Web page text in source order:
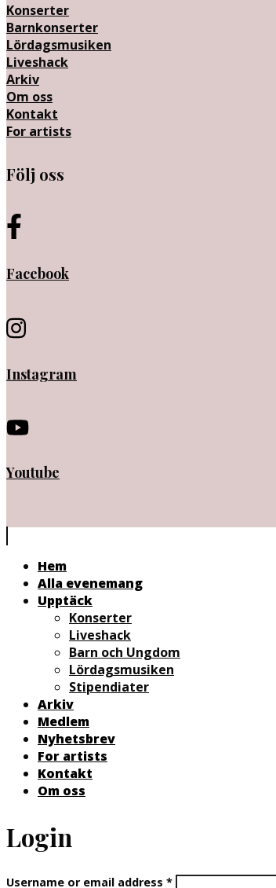
Konserter
Barnkonserter
Lördagsmusiken
Liveshack
Arkiv
Om oss
Kontakt
For artists
Följ oss
Facebook
Instagram
Youtube
Hem
Alla evenemang
Upptäck
Konserter
Liveshack
Barn och Ungdom
Lördagsmusiken
Stipendiater
Arkiv
Medlem
Nyhetsbrev
For artists
Kontakt
Om oss
Login
Username or email address *